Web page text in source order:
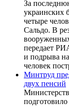
За
украинских
четыре
Сальдо. В
передает
и подрыва
человек
Минтруд
двух пенсий